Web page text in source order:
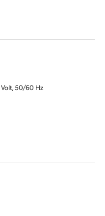
50/60 Hz